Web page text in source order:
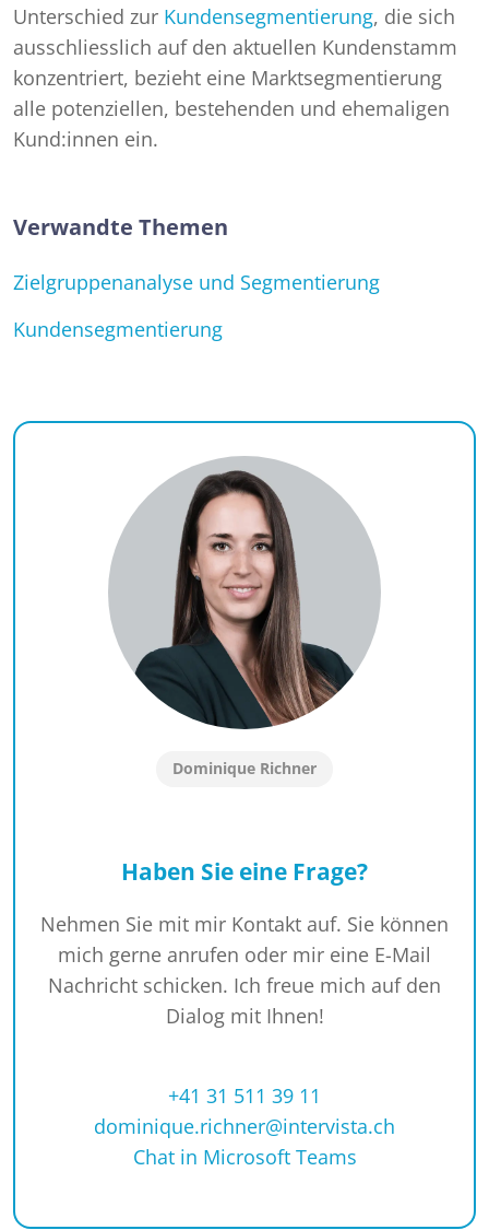
Unterschied zur Kundensegmentierung, die sich
ausschliesslich auf den aktuellen Kundenstamm
konzentriert, bezieht eine Marktsegmentierung
alle potenziellen, bestehenden und ehemaligen
Kund:innen ein.
Verwandte Themen
Zielgruppenanalyse und Segmentierung
Kundensegmentierung
Dominique Richner
Haben Sie eine Frage?
Nehmen Sie mit mir Kontakt auf. Sie können
mich gerne anrufen oder mir eine E-Mail
Nachricht schicken. Ich freue mich auf den
Dialog mit Ihnen!
+41 31 511 39 11
dominique.richner@intervista.ch
Chat in Microsoft Teams